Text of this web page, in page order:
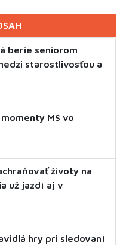
berie seniorom
starostlivosťou a
MS vo
životy na
už jazdí aj v
hry pri sledovaní